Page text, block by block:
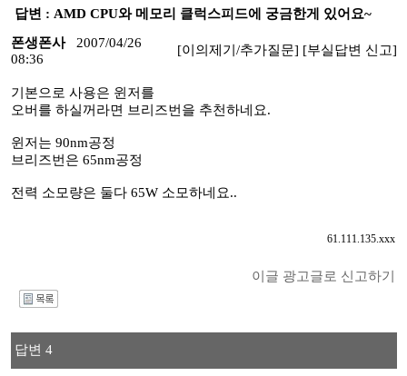
답변 : AMD CPU와 메모리 클럭스피드에 궁금한게 있어요~
폰생폰사
2007/04/26
08:36
[이의제기/추가질문] [부실답변 신고]
기본으로 사용은 윈저를
오버를 하실꺼라면 브리즈번을 추천하네요.
윈저는 90nm공정
브리즈번은 65nm공정
전력 소모량은 둘다 65W 소모하네요..
61.111.135.xxx
이글 광고글로 신고하기
답변 4